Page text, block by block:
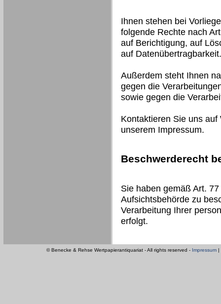
Ihnen stehen bei
folgende Rechte nach
auf Berichtigung, auf
auf Datenübertragbarkeit.
Außerdem steht Ihnen
gegen die
sowie gegen die
Kontaktieren Sie uns
unserem Impressum.
Beschwerderecht
Sie haben gemäß Art.
Aufsichtsbehörde zu
Verarbeitung Ihrer
erfolgt.
© Benecke & Rehse Wertpapierantiquariat - All rights reserved - Impressum |